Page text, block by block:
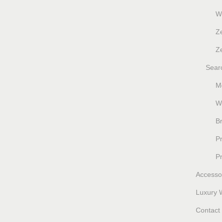
Luxury
Contact